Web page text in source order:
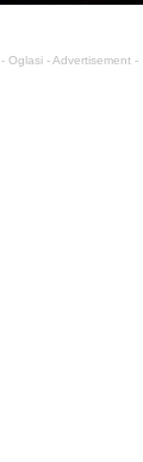
- Oglasi - Advertisement -